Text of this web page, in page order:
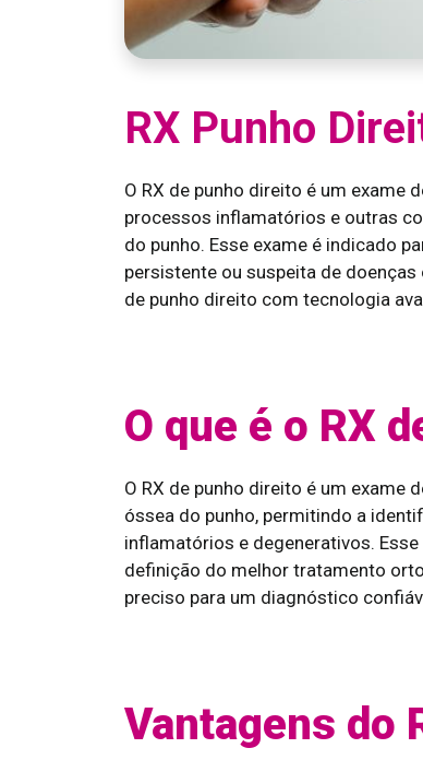
RX Punho
O RX de punho direito é um exame
processos inflamatórios e outras
do punho. Esse exame é indicado
persistente ou suspeita de
de punho direito com tecnologia
O que é o RX
O RX de punho direito é um
óssea do punho, permitindo a
inflamatórios e degenerativos.
definição do melhor tratamento
preciso para um diagnóstico
Vantagens do